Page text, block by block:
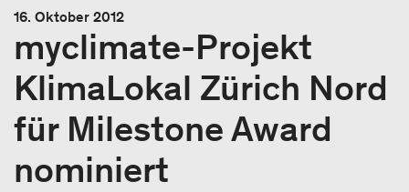
16. Oktober 2012
myclimate-Projekt
KlimaLokal Zürich Nord
für Milestone Award
nominiert